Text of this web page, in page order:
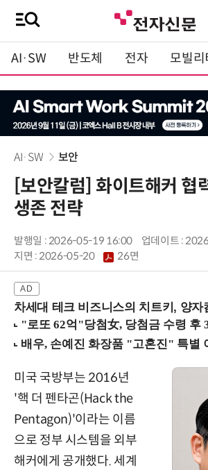
AI·SW 반도체 전자 모빌리
AI·SW 보안
[보안칼럼] 화이트해커 협
생존 전략
발행일 : 2026-05-19 16:00
업데이트 :
지면 :2026-05-20 26면
차세대 테크 비즈니스의 치트키, 양자컴퓨팅 기회를 선점
미국 국방부는 2016년
'핵 더 펜타곤(Hack the
Pentagon)'이라는 이름
으로 정부 시스템을 외부
해커에게 공개했다. 세계